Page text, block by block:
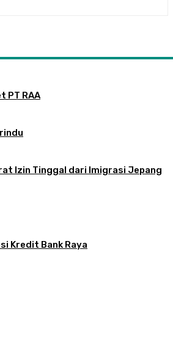
PT RAA
Izin Tinggal dari Imigrasi Jepang
Kredit Bank Raya